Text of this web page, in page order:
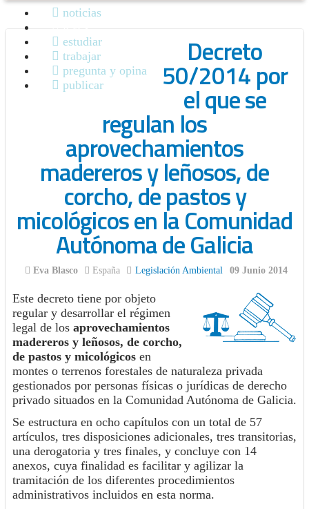
noticias
estudiar
trabajar
pregunta y opina
publicar
Decreto
50/2014 por
el que se
regulan los
aprovechamientos
madereros y leñosos, de
corcho, de pastos y
micológicos en la Comunidad
Autónoma de Galicia
Eva Blasco España Legislación Ambiental 09 Junio 2014
Este decreto tiene por objeto
regular y desarrollar el régimen
legal de los aprovecha­mientos
madereros y leñosos, de corcho,
de pastos y micológicos en
montes o terrenos forestales de naturaleza privada
gestionados por personas físicas o jurídicas de derecho
privado situados en la Comunidad Autónoma de Galicia.
Se estructura en ocho capítulos con un total de 57
artículos, tres disposiciones adicionales, tres transitorias,
una derogatoria y tres finales, y concluye con 14
anexos, cuya finalidad es facilitar y agilizar la
tramitación de los di­ferentes procedimientos
administrativos incluidos en esta norma.